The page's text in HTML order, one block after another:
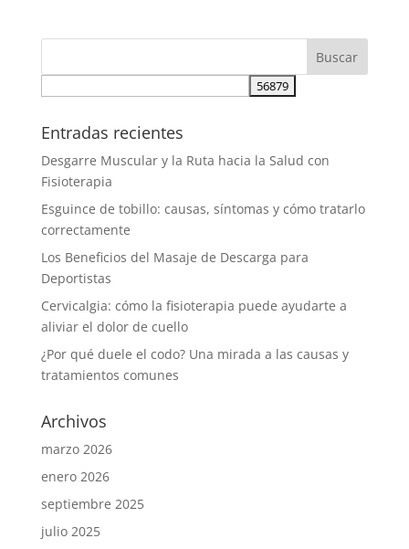
Entradas recientes
Desgarre Muscular y la Ruta hacia la Salud con
Fisioterapia
Esguince de tobillo: causas, síntomas y cómo tratarlo
correctamente
Los Beneficios del Masaje de Descarga para
Deportistas
Cervicalgia: cómo la fisioterapia puede ayudarte a
aliviar el dolor de cuello
¿Por qué duele el codo? Una mirada a las causas y
tratamientos comunes
Archivos
marzo 2026
enero 2026
septiembre 2025
julio 2025